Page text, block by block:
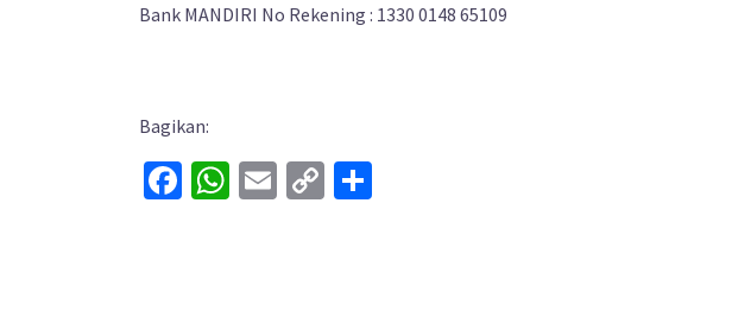
Bank MANDIRI No Rekening : 1330 0148 65109
Bagikan:
Facebook
WhatsApp
Email
Copy